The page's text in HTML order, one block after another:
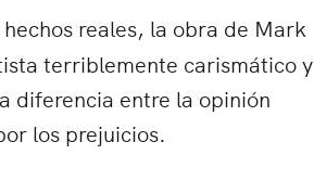
reales, la obra de Mark
terriblemente carismático y
diferencia entre la opinión
los prejuicios.